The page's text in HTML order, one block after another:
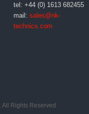
tel: +44 (0) 1613 682455
mail: sales@nk-
technics.com
. All Rights Reserved